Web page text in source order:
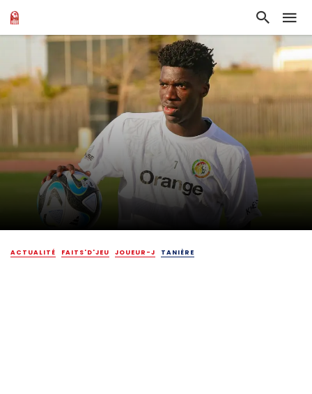
ACTUALITÉ FAITS'D'JEU JOUEUR-J TANIÈRE